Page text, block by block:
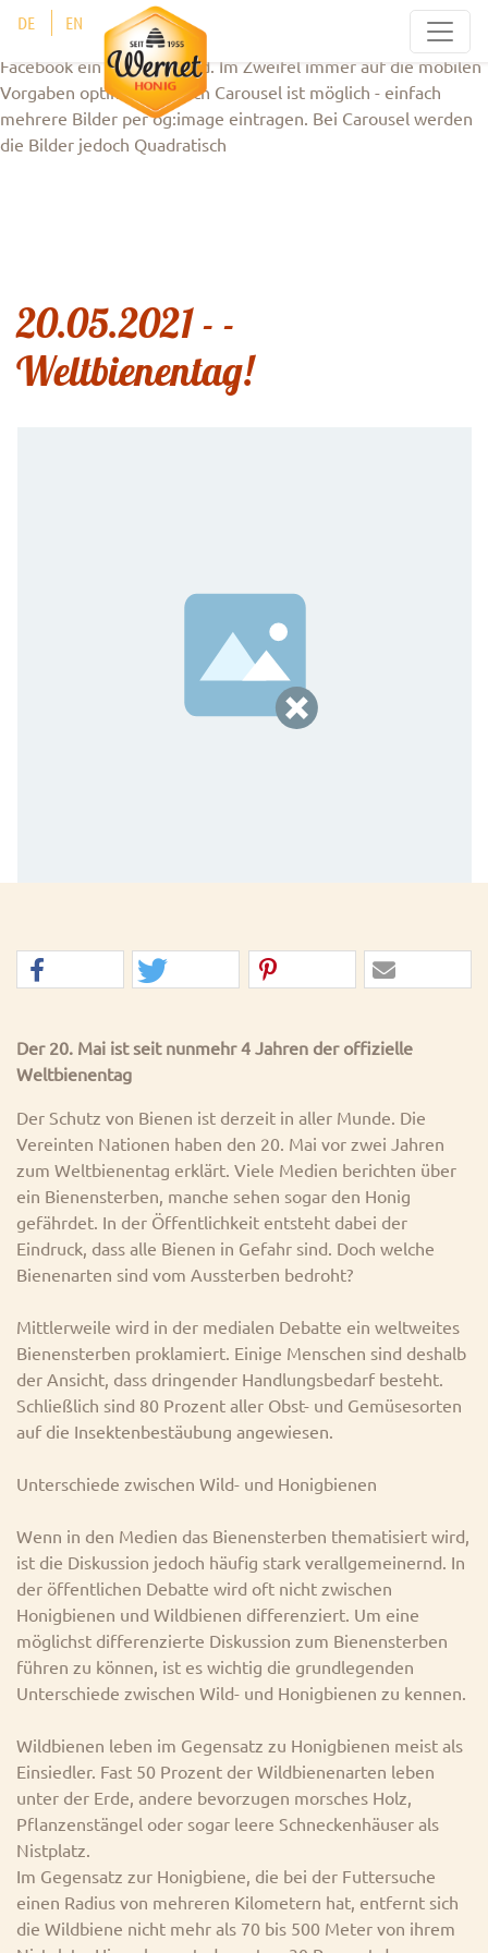
Ein Bild sollte zum Beispiel aktuell 1.200 x 630 Pixel groß sein.
Wenn ihr es nicht passend zuliefern könnt, dann gebt
Facebook ein größeres Bild. Im Zweifel immer auf die mobilen
Vorgaben optimieren! auch Carousel ist möglich - einfach
mehrere Bilder per og:image eintragen. Bei Carousel werden
die Bilder jedoch Quadratisch
DE EN
20.05.2021 - -
Weltbienentag!
Der 20. Mai ist seit nunmehr 4 Jahren der offizielle
Weltbienentag
Der Schutz von Bienen ist derzeit in aller Munde. Die
Vereinten Nationen haben den 20. Mai vor zwei Jahren
zum Weltbienentag erklärt. Viele Medien berichten über
ein Bienensterben, manche sehen sogar den Honig
gefährdet. In der Öffentlichkeit entsteht dabei der
Eindruck, dass alle Bienen in Gefahr sind. Doch welche
Bienenarten sind vom Aussterben bedroht?
Mittlerweile wird in der medialen Debatte ein weltweites
Bienensterben proklamiert. Einige Menschen sind deshalb
der Ansicht, dass dringender Handlungsbedarf besteht.
Schließlich sind 80 Prozent aller Obst- und Gemüsesorten
auf die Insektenbestäubung angewiesen.
Unterschiede zwischen Wild- und Honigbienen
Wenn in den Medien das Bienensterben thematisiert wird,
ist die Diskussion jedoch häufig stark verallgemeinernd. In
der öffentlichen Debatte wird oft nicht zwischen
Honigbienen und Wildbienen differenziert. Um eine
möglichst differenzierte Diskussion zum Bienensterben
führen zu können, ist es wichtig die grundlegenden
Unterschiede zwischen Wild- und Honigbienen zu kennen.
Wildbienen leben im Gegensatz zu Honigbienen meist als
Einsiedler. Fast 50 Prozent der Wildbienenarten leben
unter der Erde, andere bevorzugen morsches Holz,
Pflanzenstängel oder sogar leere Schneckenhäuser als
Nistplatz.
Im Gegensatz zur Honigbiene, die bei der Futtersuche
einen Radius von mehreren Kilometern hat, entfernt sich
die Wildbiene nicht mehr als 70 bis 500 Meter von ihrem
Cookie-Einstellungen